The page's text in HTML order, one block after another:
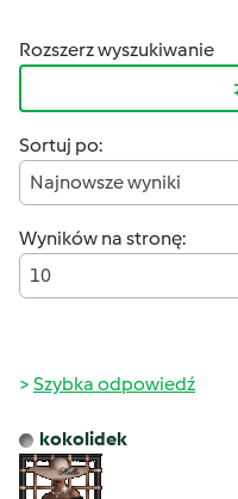
Rozszerz wyszukiwanie
Sortuj po:
Najnowsze wyniki
Wyników na stronę:
10
Szybka odpowiedź
kokolidek